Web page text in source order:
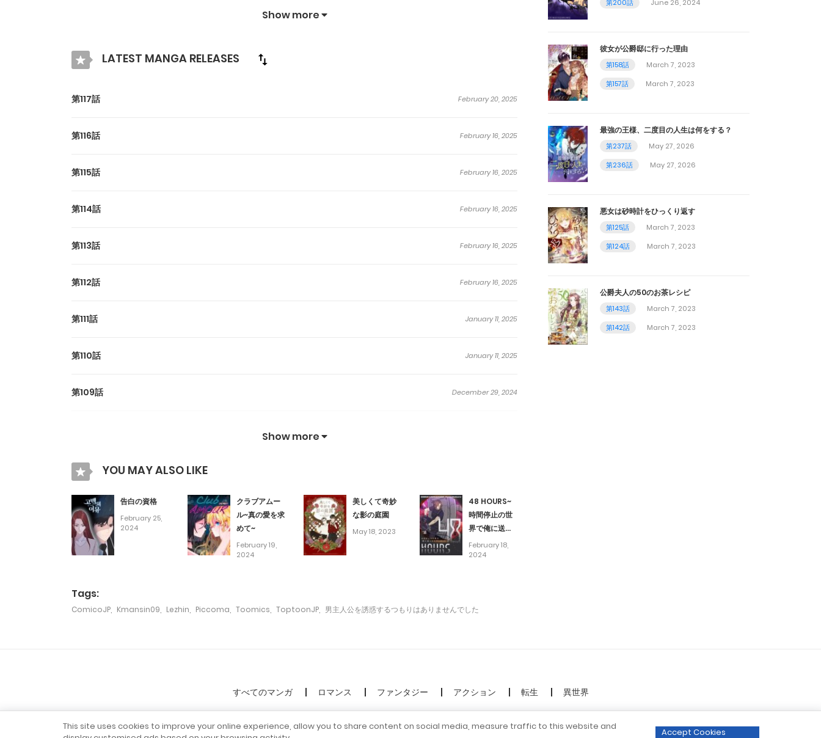
Show more
LATEST MANGA RELEASES
第117話 February 20, 2025
第116話 February 16, 2025
第115話 February 16, 2025
第114話 February 16, 2025
第113話 February 16, 2025
第112話 February 16, 2025
第111話 January 11, 2025
第110話 January 11, 2025
第109話 December 29, 2024
第107話
第106話 December 29, 2024
第105話 December 29, 2024
第103話 November 21, 2024
第100話 October 24, 2024
Show more
YOU MAY ALSO LIKE
告白の資格
February 25,
2024
クラブアムー
ル~真の愛を求
めて~
February 19,
2024
美しくて奇妙
な影の庭園
May 18, 2023
48 HOURS~
時間停止の世
界で俺に送ら
れたプレゼン
ト~
February 18,
2024
Tags:
ComicoJP, Kmansin09, Lezhin, Piccoma, Toomics, ToptoonJP, 男主人公を誘惑するつもりはありませんでした
第200話
June 26, 2024
彼女が公爵邸に行った理由
第158話
March 7, 2023
第157話
March 7, 2023
最強の王様、二度目の人生は何をする？
第237話
May 27, 2026
第236話
May 27, 2026
悪女は砂時計をひっくり返す
第125話
March 7, 2023
第124話
March 7, 2023
公爵夫人の50のお茶レシピ
第143話
March 7, 2023
第142話
March 7, 2023
すべてのマンガ ロマンス ファンタジー アクション 転生 異世界
© 2026 Madara Inc. All rights reserved
This site uses cookies to improve your online experience, allow you to share content on social media, measure traffic to this website and
Accept Cookies